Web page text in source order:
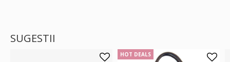
SUGESTII
HOT DEALS